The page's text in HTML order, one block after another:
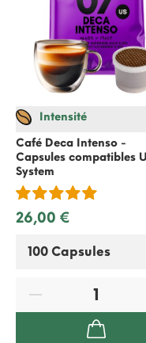
Intensité
Café Deca Intenso -
Capsules compatibles
System
26,00 €